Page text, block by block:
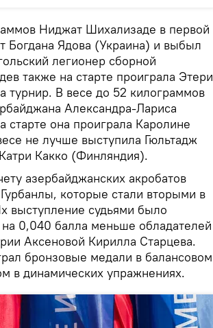
Ниджат Шихализаде в первой
Богдана Ядова (Украина) и выбыл
легионер сборной
также на старте проиграла Этери
турнир. В весе до 52 килограммов
Александра-Лариса
старте она проиграла Каролине
не лучше выступила Гюльтадж
Какко (Финляндия).
азербайджанских акробатов
которые стали вторыми в
выступление судьями было
0,040 балла меньше обладателей
Аксеновой Кирилла Старцева.
бронзовые медали в балансовом
в динамических упражнениях.